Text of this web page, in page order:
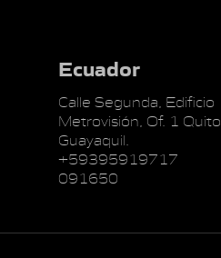
Ecuador
Calle Segunda, Edificio
Metrovisión, Of. 1 Quito,
Guayaquil.
+59395919717
091650